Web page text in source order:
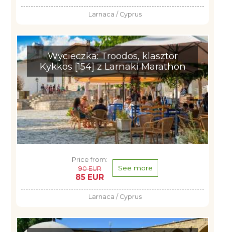
Larnaca / Cyprus
Wycieczka: Troodos, klasztor
Kykkos [154] z Larnaki Marathon
Price from:
90 EUR
85 EUR
See more
Larnaca / Cyprus